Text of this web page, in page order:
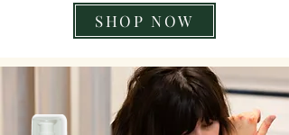
SHOP NOW